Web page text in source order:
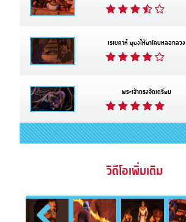
เรเบคาห์ ยุยงให้ยาโคบหลอกลวง
พระเจ้าทรงจัดเตรียม
วิดีโอเพิ่มเติม